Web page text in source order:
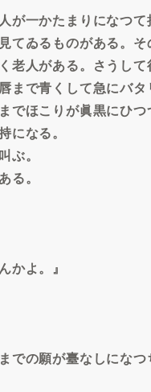
一かたまりになつ
てゐるものがある。
人がある。さうして
で青くして急にバ
でほこりが眞黒にひ
になる。
。
る。
かよ。』
での願が臺なしにな